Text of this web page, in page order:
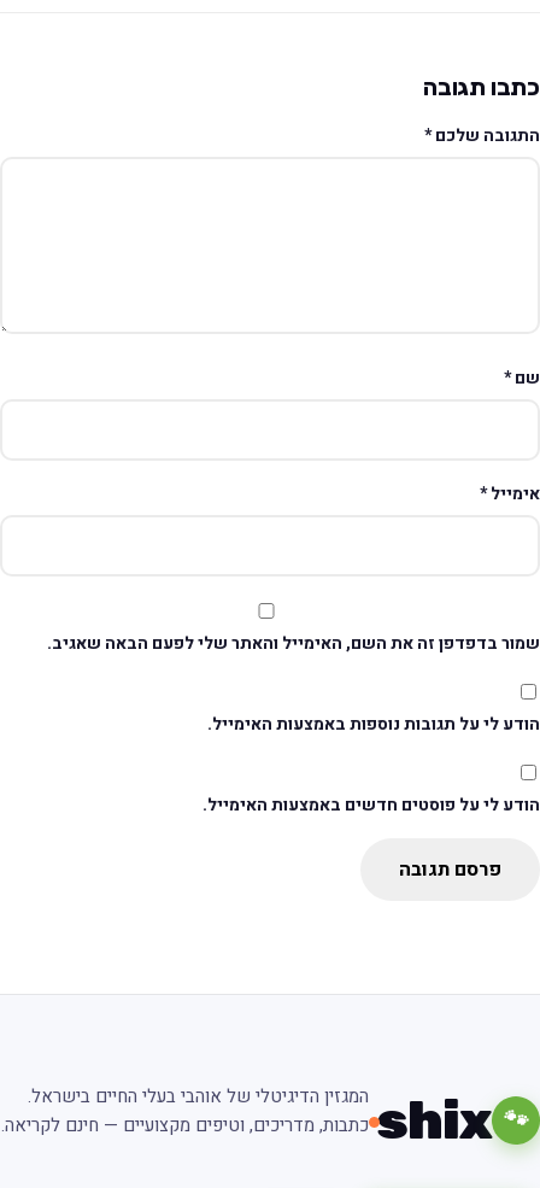
תגובה
שלכם*
*
*
בדפדפן זה את השם, האימייל והאתר שלי לפעם הבאה שאגיב.
לי על תגובות נוספות באמצעות האימייל.
לי על פוסטים חדשים באמצעות האימייל.
פרסם תגובה
🐾
shix
המגזין הדיגיטלי של אוהבי בעלי החיים בישראל.
כתבות, מדריכים, וטיפים מקצועיים — חינם לקריאה.